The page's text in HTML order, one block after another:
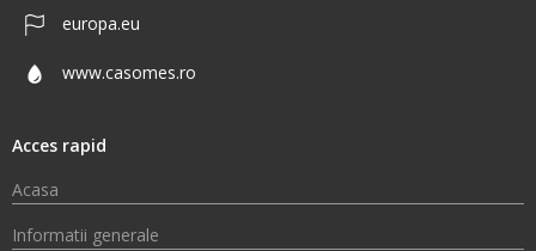
europa.eu
www.casomes.ro
Acces rapid
Acasa
Informatii generale